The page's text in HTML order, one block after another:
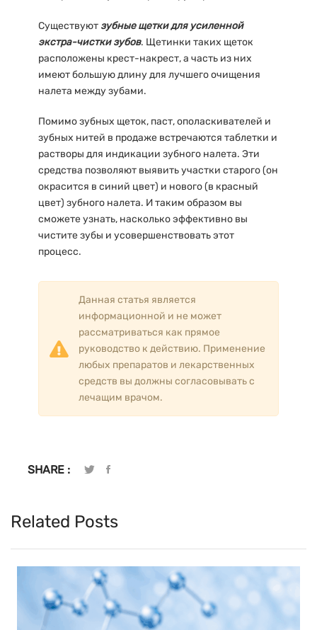
Существуют зубные щетки для усиленной
экстра-чистки зубов. Щетинки таких щеток
расположены крест-накрест, а часть из них
имеют большую длину для лучшего очищения
налета между зубами.
Помимо зубных щеток, паст, ополаскивателей и
зубных нитей в продаже встречаются таблетки и
растворы для индикации зубного налета. Эти
средства позволяют выявить участки старого (он
окрасится в синий цвет) и нового (в красный
цвет) зубного налета. И таким образом вы
сможете узнать, насколько эффективно вы
чистите зубы и усовершенствовать этот
процесс.
Данная статья является
информационной и не может
рассматриваться как прямое
руководство к действию. Применение
любых препаратов и лекарственных
средств вы должны согласовывать с
лечащим врачом.
SHARE :
Related Posts